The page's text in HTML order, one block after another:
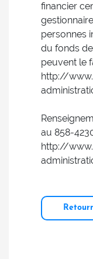
financier
personnes
du fonds
peuvent le
http://
au 858-
http://